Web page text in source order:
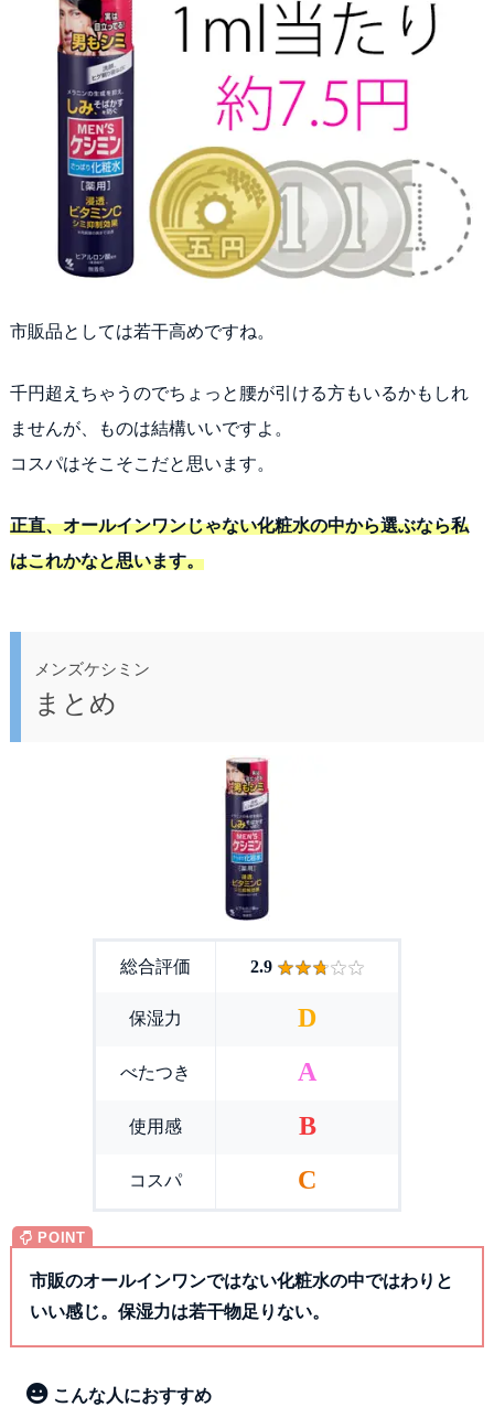
市販品としては若干高めですね。
千円超えちゃうのでちょっと腰が引ける方もいるかもしれ
ませんが、ものは結構いいですよ。
コスパはそこそこだと思います。
正直、オールインワンじゃない化粧水の中から選ぶなら私
はこれかなと思います。
メンズケシミン
まとめ
総合評価 2.9
保湿力 D
べたつき A
使用感 B
コスパ C
市販のオールインワンではない化粧水の中ではわりと
いい感じ。保湿力は若干物足りない。
こんな人におすすめ